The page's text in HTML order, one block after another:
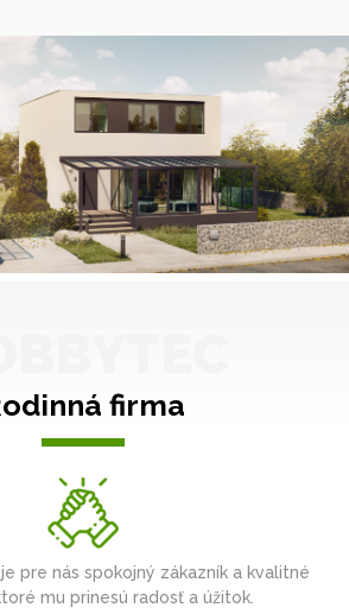
firma
pre nás spokojný zákazník a kvalitné
mu prinesú radosť a úžitok.